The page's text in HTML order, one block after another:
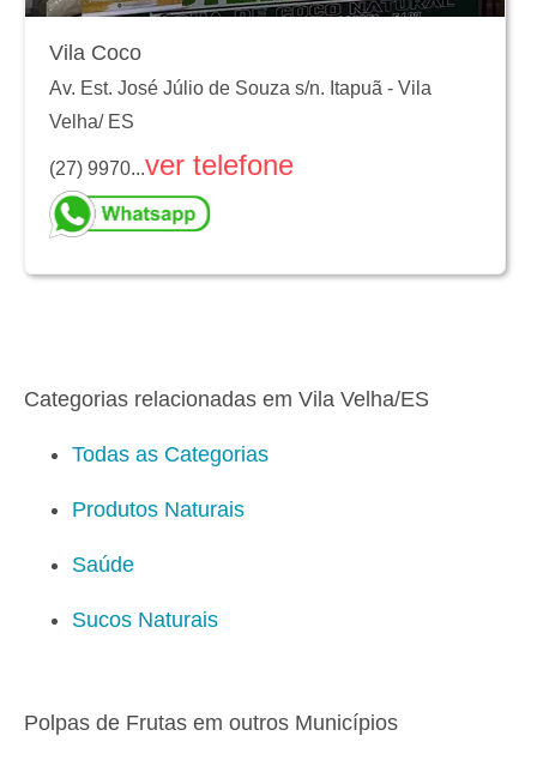
Vila Coco
Av. Est. José Júlio de Souza s/n. Itapuã - Vila
Velha/ ES
(27) 9970...ver telefone
Categorias relacionadas em Vila Velha/ES
Todas as Categorias
Produtos Naturais
Saúde
Sucos Naturais
Polpas de Frutas em outros Municípios